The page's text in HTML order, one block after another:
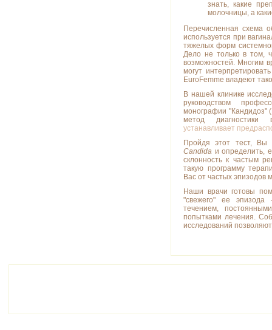
знать, какие
молочницы, а
Перечисленная схема
используется при
тяжелых форм
Дело не только в том,
возможностей. Многим
могут
EuroFemme владеют
В нашей клинике
руководством
монографии
метод диагностики
устанавливает
Пройдя этот тест, Вы
Candida и определить,
склонность к частым
такую программу
Вас от частых
Наши врачи готовы
"свежего" ее
течением,
попытками лечения.
исследований